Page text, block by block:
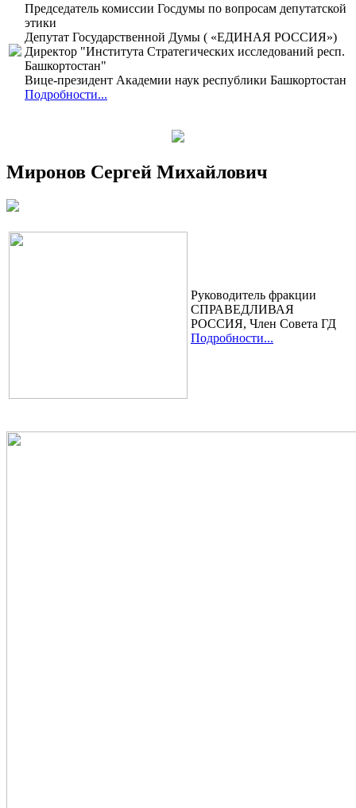
Председатель комиссии Госдумы по вопросам депутатской
этики
Депутат Государственной Думы ( «ЕДИНАЯ РОССИЯ»)
Директор "Института Стратегических исследований респ.
Башкортостан"
Вице-президент Академии наук республики Башкортостан
Подробности...
Миронов Сергей Михайлович
Руководитель фракции
СПРАВЕДЛИВАЯ
РОССИЯ, Член Cовета ГД
Подробности...